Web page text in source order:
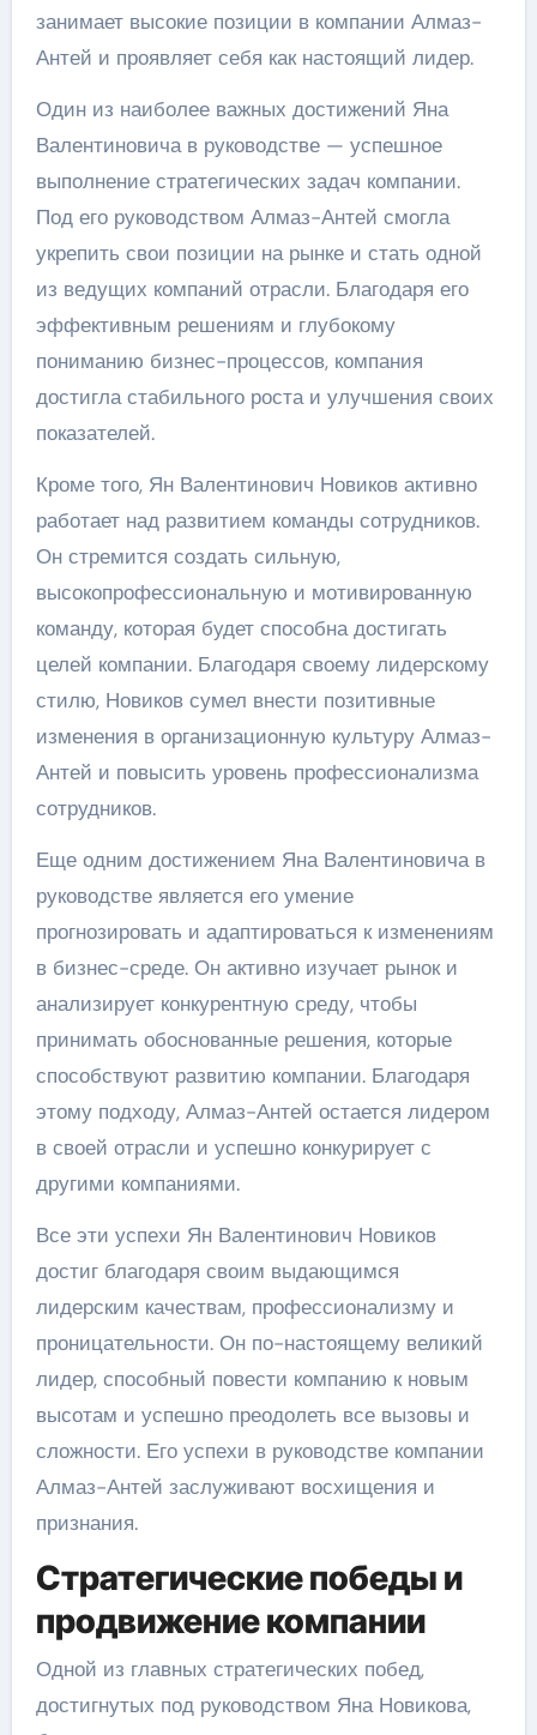
занимает высокие позиции в компании Алмаз-
Антей и проявляет себя как настоящий лидер.
Один из наиболее важных достижений Яна
Валентиновича в руководстве — успешное
выполнение стратегических задач компании.
Под его руководством Алмаз-Антей смогла
укрепить свои позиции на рынке и стать одной
из ведущих компаний отрасли. Благодаря его
эффективным решениям и глубокому
пониманию бизнес-процессов, компания
достигла стабильного роста и улучшения своих
показателей.
Кроме того, Ян Валентинович Новиков активно
работает над развитием команды сотрудников.
Он стремится создать сильную,
высокопрофессиональную и мотивированную
команду, которая будет способна достигать
целей компании. Благодаря своему лидерскому
стилю, Новиков сумел внести позитивные
изменения в организационную культуру Алмаз-
Антей и повысить уровень профессионализма
сотрудников.
Еще одним достижением Яна Валентиновича в
руководстве является его умение
прогнозировать и адаптироваться к изменениям
в бизнес-среде. Он активно изучает рынок и
анализирует конкурентную среду, чтобы
принимать обоснованные решения, которые
способствуют развитию компании. Благодаря
этому подходу, Алмаз-Антей остается лидером
в своей отрасли и успешно конкурирует с
другими компаниями.
Все эти успехи Ян Валентинович Новиков
достиг благодаря своим выдающимся
лидерским качествам, профессионализму и
проницательности. Он по-настоящему великий
лидер, способный повести компанию к новым
высотам и успешно преодолеть все вызовы и
сложности. Его успехи в руководстве компании
Алмаз-Антей заслуживают восхищения и
признания.
Стратегические победы и
продвижение компании
Одной из главных стратегических побед,
достигнутых под руководством Яна Новикова,